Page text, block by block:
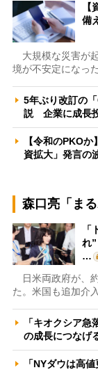
備
大規模な災害が
境が不安定になっ
5年ぶり改訂の
説 企業に成長
【令和のPKO
資拡大」発言
森口亮「ま
れ
…
日米両政府が、
た。米国も追加介
「キオクシア
の成長につな
「NYダウは高